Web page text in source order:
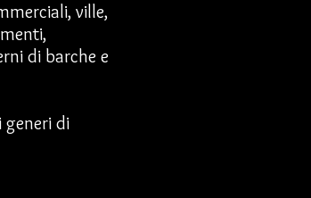
ville,
di barche e
generi di